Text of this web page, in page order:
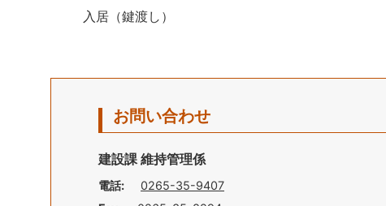
入居（鍵渡し）
お問い合わせ
建設課 維持管理係
電話:
0265-35-9407